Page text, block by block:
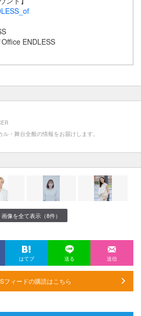
Office ENDLESS
・舞台全般の情報をお届けします。
画像を全て表示（8件）
はてブ 送る 送信
フィードの購読はこちら